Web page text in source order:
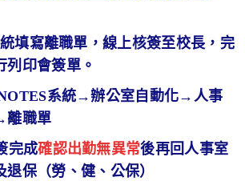
填寫離職單，線上核簽至校長，完
列印會簽單。
系統→辦公室自動化→人事
職單
完成確認出勤無異常後再回人事室
退保（勞、健、公保）